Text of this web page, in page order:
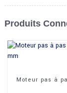
Produits
Moteur pas à